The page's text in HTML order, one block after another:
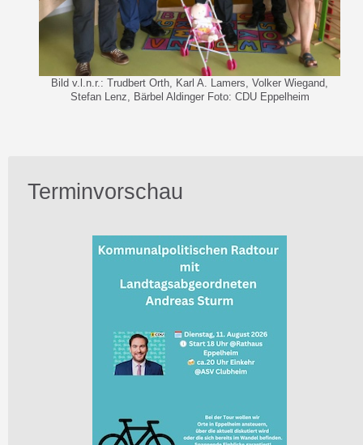
Bild v.l.n.r.: Trudbert Orth, Karl A. Lamers, Volker Wiegand,
Stefan Lenz, Bärbel Aldinger Foto: CDU Eppelheim
Terminvorschau